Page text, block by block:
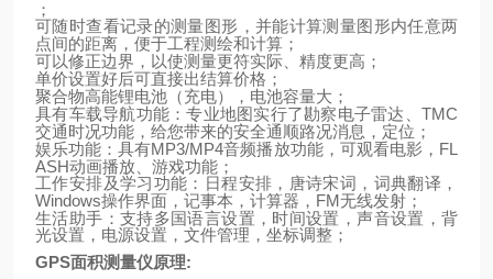
；
可随时查看记录的测量图形，并能计算测量图形内任意两
点间的距离，便于工程测绘和计算；
可以修正边界，以使测量更符实际、精度更高；
单价设置好后可直接出结算价格；
聚合物高能锂电池（充电），电池容量大；
具有车载导航功能：专业地图实行了勘察电子雷达、 TMC
交通时况功能，给您带来的安全通顺路况消息，定位；
娱乐功能：具有MP3/MP4音频播放功能，可观看电影， FL
ASH动画播放、游戏功能；
工作安排及学习功能：日程安排，唐诗宋词，词典翻译，
Windows操作界面，记事本，计算器， FM无线发射；
生活助手：支持多国语言设置，时间设置，声音设置，背
光设置，电源设置，文件管理，坐标调整；
GPS面积测量仪原理: